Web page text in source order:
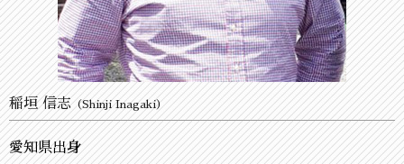
稲垣 信志（Shinji Inagaki）
愛知県出身